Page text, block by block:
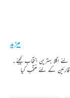
اگلا بہترین انتخاب کیجئے۔
کے لئے منتخب کیا
مزید